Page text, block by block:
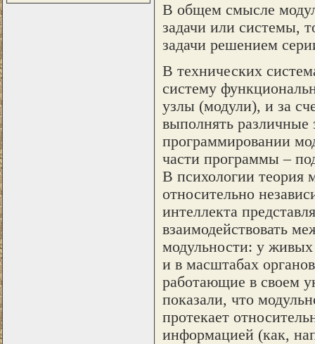
В общем смысле
задачи или системы,
задачи решением
В технических
систему
узлы (модули), и за
выполнять различные
программировании
части программы –
В психологии теория
относительно
интеллекта
взаимодействовать
модульности: у живых
и в масштабах
работающие в своем
показали, что
протекает
информацией (как,